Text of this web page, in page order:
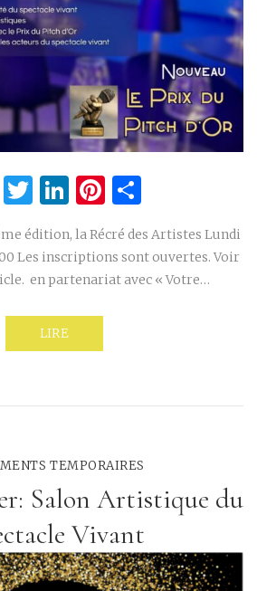
Facebook
Twitter
LinkedIn
Pinterest
édition, la Récré des Artistes Lundi
Les inscriptions sont ouvertes. Voir
en partenariat avec « Votre…
LIRE
TEMPORAIRES
Salon Artistique du
Vivant